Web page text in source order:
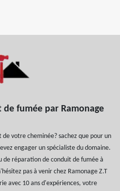
fumée par Ramonage
votre cheminée? sachez que pour un
engager un spécialiste du domaine.
de réparation de conduit de fumée à
pas à venir chez Ramonage Z.T
avec 10 ans d'expériences, votre